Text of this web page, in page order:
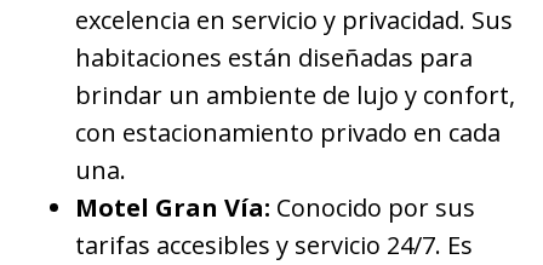
excelencia en servicio y privacidad. Sus
habitaciones están diseñadas para
brindar un ambiente de lujo y confort,
con estacionamiento privado en cada
una.
Motel Gran Vía: Conocido por sus
tarifas accesibles y servicio 24/7. Es